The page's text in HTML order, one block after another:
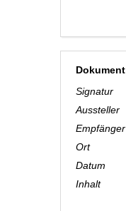
Dokument
Signatur
Aussteller
Empfänger
Ort
Datum
Inhalt